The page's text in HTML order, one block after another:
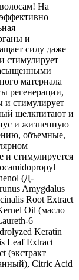
На
и
силу даже
стимулирует
материала
регенерации,
и стимулирует
шелкпитают и
и жизненную
объемные,
и стимулируется
(Д-
Amygdalus
Root Extract
Oil (масло
6
Keratin
Leaf Extract
(экстракт
Citric Acid